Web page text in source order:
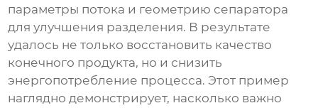
параметры потока и геометрию сепаратора
для улучшения разделения. В результате
удалось не только восстановить качество
конечного продукта, но и снизить
энергопотребление процесса. Этот пример
наглядно демонстрирует, насколько важно